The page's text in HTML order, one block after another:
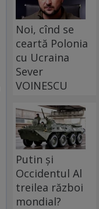
Noi, cînd se
ceartă Polonia
cu Ucraina
Sever
VOINESCU
Putin și
Occidentul Al
treilea război
mondial?